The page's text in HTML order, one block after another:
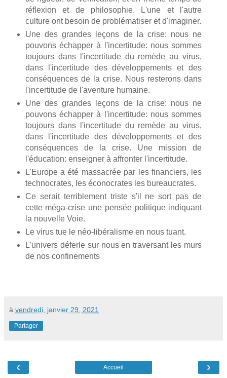
réflexion et de philosophie. L'une et l'autre
culture ont besoin de problématiser et d'imaginer.
Une des grandes leçons de la crise: nous ne
pouvons échapper à l'incertitude: nous sommes
toujours dans l'incertitude du remède au virus,
dans l'incertitude des développements et des
conséquences de la crise. Nous resterons dans
l'incertitude de l'aventure humaine.
Une des grandes leçons de la crise: nous ne
pouvons échapper à l'incertitude: nous sommes
toujours dans l'incertitude du remède au virus,
dans l'incertitude des développements et des
conséquences de la crise. Une mission de
l'éducation: enseigner à affronter l'incertitude.
L'Europe a été massacrée par les financiers, les
technocrates, les éconocrates les bureaucrates.
Ce serait terriblement triste s'il ne sort pas de
cette méga-crise une pensée politique indiquant
la nouvelle Voie.
Le virus tue le néo-libéralisme en nous tuant.
L'univers déferle sur nous en traversant les murs
de nos confinements
à vendredi, janvier 29, 2021
Partager
‹ ›
Accueil